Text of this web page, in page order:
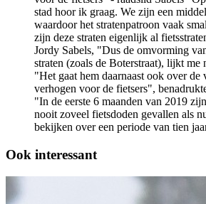
stad hoor ik graag. We zijn een
waardoor het stratenpatroon vaak
zijn deze straten eigenlijk al
Jordy Sabels, "Dus de omvorming
straten (zoals de Boterstraat), lijkt me
"Het gaat hem daarnaast ook over de
verhogen voor de fietsers",
"In de eerste 6 maanden van 2019
nooit zoveel fietsdoden gevallen als
bekijken over een periode van tien
Ook interessant